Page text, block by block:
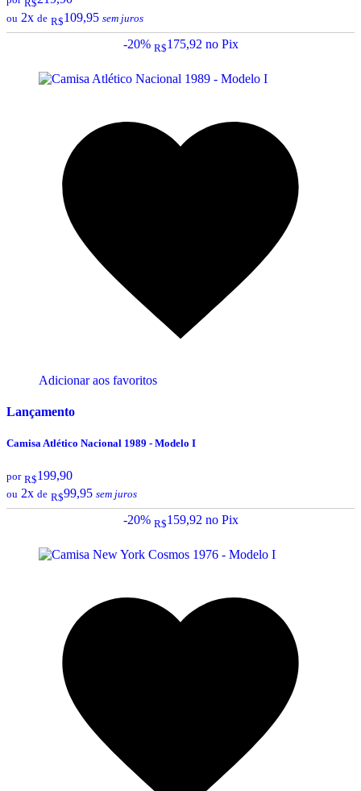
R$
ou 2x de R$109,95 sem juros
-20% R$175,92 no Pix
Adicionar aos favoritos
Lançamento
Camisa Atlético Nacional 1989 - Modelo I
por R$199,90
ou 2x de R$99,95 sem juros
-20% R$159,92 no Pix